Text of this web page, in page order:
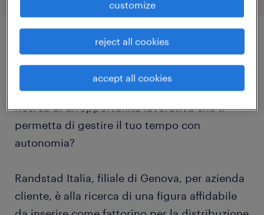
job details
Sei una persona mattiniera, dinamica e alla
ricerca di un'opportunità lavorativa che ti
permetta di gestire il tuo tempo con
autonomia?
Randstad Italia, filiale di Genova, per azienda
cliente, è alla ricerca di una figura affidabile
customize
reject all cookies
accept all cookies